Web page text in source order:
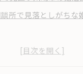
所で見落としがちな
の結婚相談所が抱える